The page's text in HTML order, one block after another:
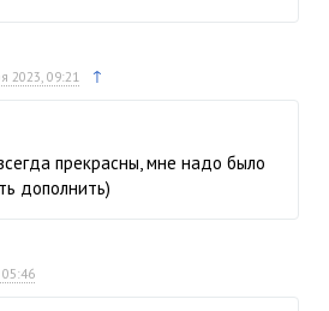
2023, 09:21 ↑
прекрасны, мне надо было
дополнить)